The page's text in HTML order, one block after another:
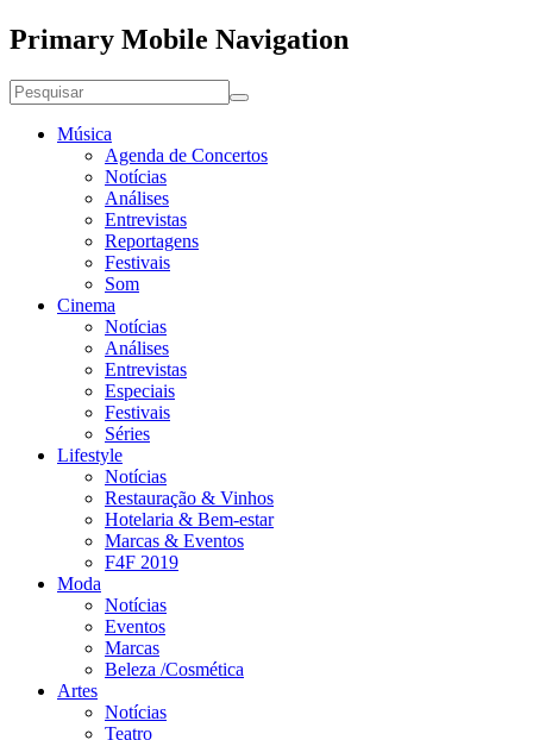
Primary Mobile Navigation
Música
Agenda de Concertos
Notícias
Análises
Entrevistas
Reportagens
Festivais
Som
Cinema
Notícias
Análises
Entrevistas
Especiais
Festivais
Séries
Lifestyle
Notícias
Restauração & Vinhos
Hotelaria & Bem-estar
Marcas & Eventos
F4F 2019
Moda
Notícias
Eventos
Marcas
Beleza /Cosmética
Artes
Notícias
Teatro